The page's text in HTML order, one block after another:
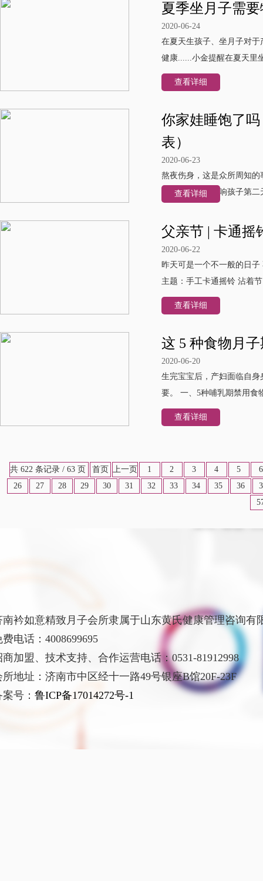
夏季坐月子需
2020-06-24
在夏天生孩子、坐月子对
健康......小金提醒在夏天里
查看详细
你家娃睡饱了
表）
2020-06-23
熬夜伤身，这是众所周知
睡、睡不够会影响孩子第
查看详细
父亲节 | 卡通摇
2020-06-22
昨天可是一个不一般的日
主题：手工卡通摇铃 沾着
查看详细
这 5 种食物月
2020-06-20
生完宝宝后，产妇面临自
要。 一、5种哺乳期禁用食
查看详细
共 622 条记录 / 63 页 首页 上一页 1 2 3 4 5
6
26
27 28 29 30 31 32 33 34 35 36
南衿如意精致月子会所隶属于山东黄氏健康管理咨询有
费电话：4008699695
商加盟、技术支持、合作运营电话：0531-81912998
所地址：济南市中区经十一路49号银座B馆20F-23F
号： 鲁ICP备17014272号-1